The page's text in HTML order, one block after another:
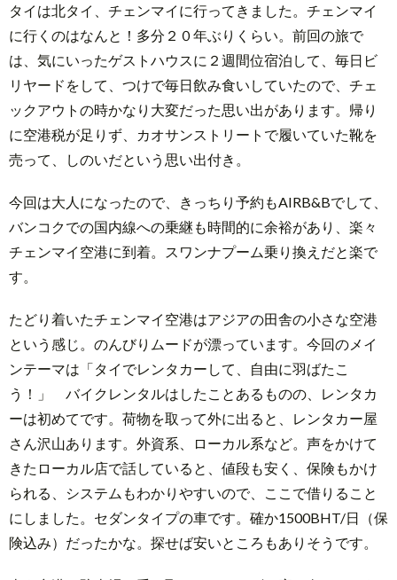
タイは北タイ、チェンマイに行ってきました。チェンマイ
に行くのはなんと！多分２０年ぶりくらい。前回の旅で
は、気にいったゲストハウスに２週間位宿泊して、毎日ビ
リヤードをして、つけで毎日飲み食いしていたので、チェ
ックアウトの時かなり大変だった思い出があります。帰り
に空港税が足りず、カオサンストリートで履いていた靴を
売って、しのいだという思い出付き。
今回は大人になったので、きっちり予約もAIRB&Bでして、
バンコクでの国内線への乗継も時間的に余裕があり、楽々
チェンマイ空港に到着。スワンナプーム乗り換えだと楽で
す。
たどり着いたチェンマイ空港はアジアの田舎の小さな空港
という感じ。のんびりムードが漂っています。今回のメイ
ンテーマは「タイでレンタカーして、自由に羽ばたこ
う！」 バイクレンタルはしたことあるものの、レンタカ
ーは初めてです。荷物を取って外に出ると、レンタカー屋
さん沢山あります。外資系、ローカル系など。声をかけて
きたローカル店で話していると、値段も安く、保険もかけ
られる、システムもわかりやすいので、ここで借りること
にしました。セダンタイプの車です。確か1500BHT/日（保
険込み）だったかな。探せば安いところもありそうです。